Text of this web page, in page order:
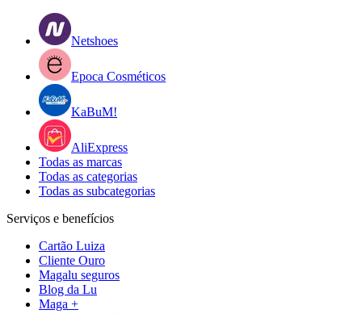
Netshoes
Epoca Cosméticos
KaBuM!
AliExpress
Todas as marcas
Todas as categorias
Todas as subcategorias
Serviços e benefícios
Cartão Luiza
Cliente Ouro
Magalu seguros
Blog da Lu
Maga +